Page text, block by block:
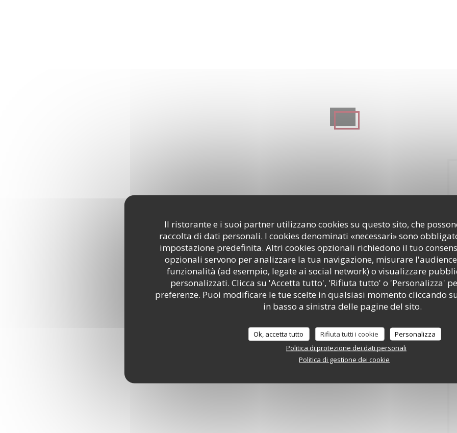
Il ristorante e i suoi partner utilizzano cookies su questo sito, che
raccolta di dati personali. I cookies denominati «necessari» sono
impostazione predefinita. Altri cookies opzionali richiedono il tuo
opzionali servono per analizzare la tua navigazione, misurare
funzionalità (ad esempio, legate ai social network) o visualizzare
personalizzati. Clicca su 'Accetta tutto', 'Rifiuta tutto' o 'Personalizza'
preferenze. Puoi modificare le tue scelte in qualsiasi momento cliccando
in basso a sinistra delle pagine del sito.
Ok, accetta tutto Rifiuta tutti i cookie
Personalizza
Politica di protezione dei dati personali
Politica di gestione dei cookie